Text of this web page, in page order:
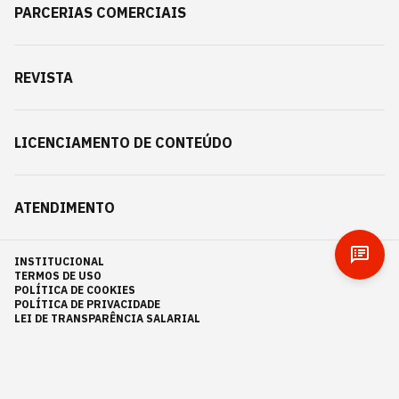
PARCERIAS COMERCIAIS
REVISTA
LICENCIAMENTO DE CONTEÚDO
ATENDIMENTO
INSTITUCIONAL
TERMOS DE USO
POLÍTICA DE COOKIES
POLÍTICA DE PRIVACIDADE
LEI DE TRANSPARÊNCIA SALARIAL